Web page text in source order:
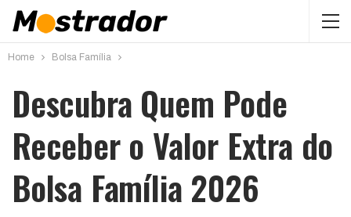
Home Bolsa Família
Descubra Quem Pode
Receber o Valor Extra do
Bolsa Família 2026